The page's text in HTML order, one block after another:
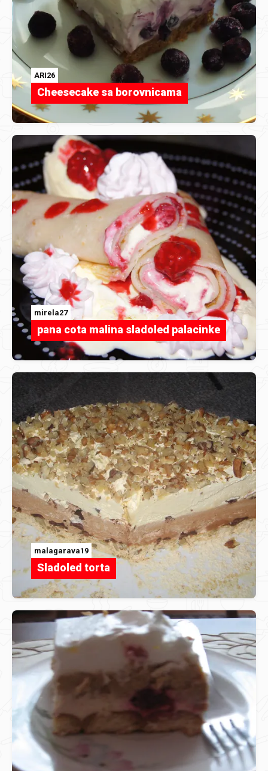
ARI26
Cheesecake sa borovnicama
mirela27
pana cota malina sladoled palacinke
malagarava19
Sladoled torta